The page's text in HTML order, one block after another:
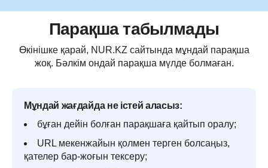
Парақша табылмады
Өкінішке қарай, NUR.KZ сайтында мұндай парақша
жоқ. Бәлкім ондай парақша мүлде болмаған.
Мұндай жағдайда не істей аласыз:
бұған дейін болған парақшаға қайтып оралу;
URL мекенжайын қолмен терген болсаңыз,
қателер бар-жоғын тексеру;